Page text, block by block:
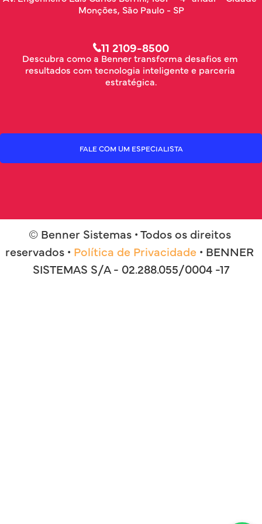
Monções, São Paulo - SP
11 2109-8500
Descubra como a Benner transforma desafios em
resultados com tecnologia inteligente e parceria
estratégica.
FALE COM UM ESPECIALISTA
© Benner Sistemas • Todos os direitos
reservados • Política de Privacidade • BENNER
SISTEMAS S/A - 02.288.055/0004 -17